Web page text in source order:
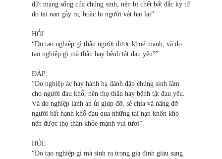
dứt mạng sống của chúng sinh, nên bị chết bất đắc kỳ tử
do tai nạn gây ra, hoặc bị người vật hại lại”.
HỎI:
“Do tạo nghiệp gì thân người được khoẻ mạnh, và do
tạo nghiệp gì mà thân hay bệnh tật đau yếu?”
ĐÁP:
“Do nghiệp ác hay hành hạ đánh đập chúng sinh làm
cho người đau khổ, nên thọ thân hay bệnh tật đau yếu.
Và do nghiệp lành an ủi giúp đỡ, sẻ chia và nâng đỡ
người bất hạnh khổ đau qua những tai nạn khốn khó
nên được thọ thân khỏe mạnh vui tươi”.
HỎI:
“Do tạo nghiệp gì mà sinh ra trong gia đình giàu sang